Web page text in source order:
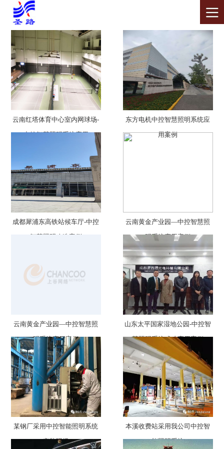
云南红塔体育中心室内网球场-
中控智慧照明系统应用
东方电机中控智慧照明系统应
用案例
成都犀浦东高铁站候车厅-中控
智慧照明改造案例
云南黄金产业园—中控智慧照
明系统应用案例
云南黄金产业园—中控智慧照
明系统应用案例
山东太平国家湿地公园-中控智
慧照明系统成功应用案例
某钢厂采用中控智能照明系统
安装现场
本溪收费站采用我公司中控智
能照明系统